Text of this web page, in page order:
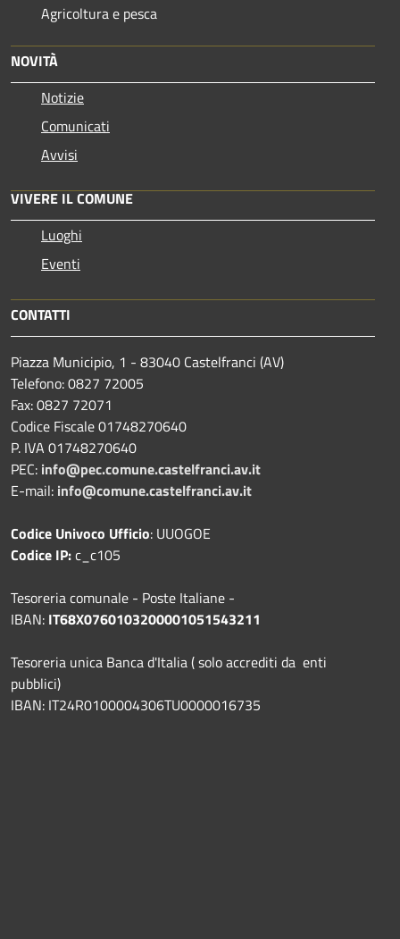
Agricoltura e pesca
NOVITÀ
Notizie
Comunicati
Avvisi
VIVERE IL COMUNE
Luoghi
Eventi
CONTATTI
Piazza Municipio, 1 - 83040 Castelfranci (AV)
Telefono: 0827 72005
Fax: 0827 72071
Codice Fiscale 01748270640
P. IVA 01748270640
PEC: info@pec.comune.castelfranci.av.it
E-mail: info@comune.castelfranci.av.it
Codice Univoco Ufficio: UUOGOE
Codice IP:c_c105
Tesoreria comunale - Poste Italiane -
IBAN: IT68X0760103200001051543211
Tesoreria unica Banca d'Italia ( solo accrediti da enti
pubblici)
IBAN: IT24R0100004306TU0000016735